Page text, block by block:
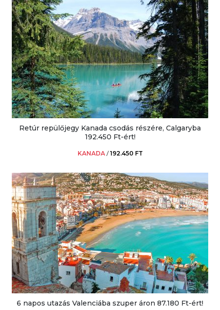
Retúr repülőjegy Kanada csodás részére, Calgaryba
192.450 Ft-ért!
KANADA /192.450 FT
6 napos utazás Valenciába szuper áron 87.180 Ft-ért!